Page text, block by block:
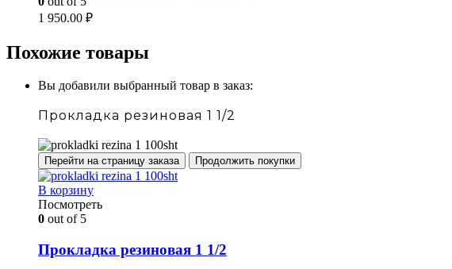
1 950.00 ₽
Похожие товары
Вы добавили выбранный товар в заказ:
Прокладка резиновая 1 1/2
Перейти на страницу заказа Продолжить покупки
В корзину
Посмотреть
0 out of 5
Прокладка резиновая 1 1/2